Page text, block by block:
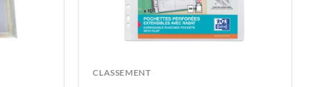
CLASSEMENT